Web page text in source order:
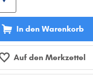
In den Warenkorb
Auf den Merkzettel